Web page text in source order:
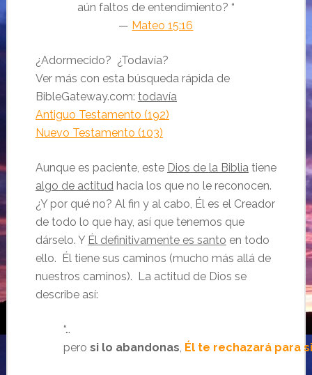
aún faltos de entendimiento? “
— Mateo 15:16
¿Adormecido? ¿Todavía?
Ver más con esta búsqueda rápida de
BibleGateway.com: todavía
Antiguo Testamento (192)
Nuevo Testamento (103)
Aunque es paciente, este Dios de la Bibliatiene
algo de actitudhacia los que no le reconocen.
¿Y por qué no? Al fin y al cabo, Él es el Creador
de todo lo que hay, así que tenemos que
dárselo. Y Él definitivamente es santo en todo
ello. Él tiene sus caminos (mucho más allá de
nuestros caminos). La actitud de Dios se
describe así:
“…
pero si lo abandonas, Él te rechazará para si